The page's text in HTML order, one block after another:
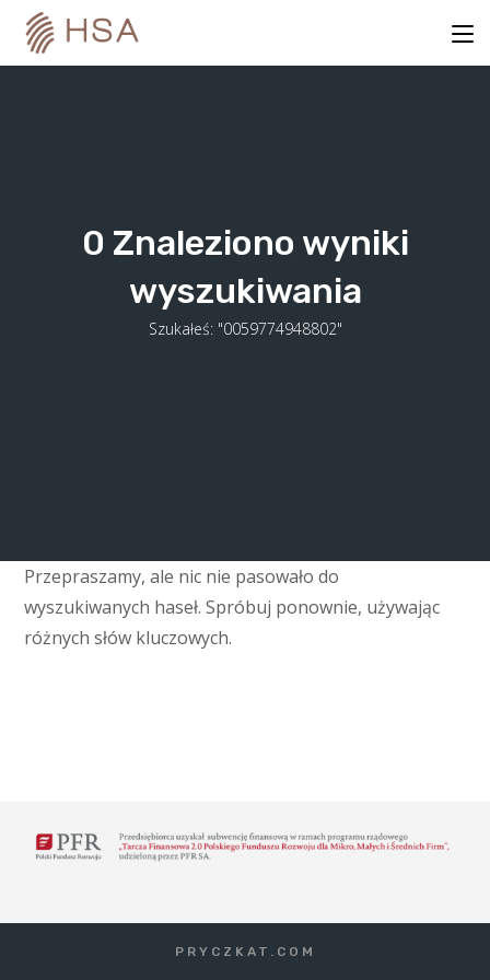
content
0 Znaleziono wyniki
wyszukiwania
Szukałeś: "0059774948802"
Przepraszamy, ale nic nie pasowało do
wyszukiwanych haseł. Spróbuj ponownie, używając
różnych słów kluczowych.
PRYCZKAT.COM